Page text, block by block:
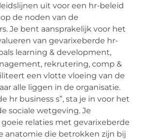
uit voor een hr-beleid
de noden van de
Je bent aansprakelijk voor het
van gevarixeberde hr-
learning & development,
rekrutering, comp &
een vlotte vloeing van de
alle liggen in de organisatie.
hr business s”, sta je in voor het
sociale wetgeving. Je
relaties met gevarixeberde
anatomie die betrokken zijn bij